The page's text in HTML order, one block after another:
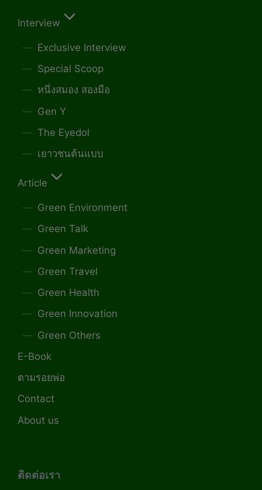
Interview
Exclusive Interview
Special Scoop
หนึ่งสมอง สองมือ
Gen Y
The Eyedol
เยาวชนต้นแบบ
Article
Green Environment
Green Talk
Green Marketing
Green Travel
Green Health
Green Innovation
Green Others
E-Book
ตามรอยพ่อ
Contact
About us
ติดต่อเรา